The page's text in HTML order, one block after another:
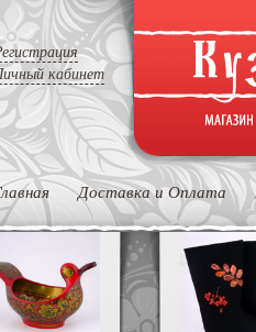
кабинет
Доставка и Оплата